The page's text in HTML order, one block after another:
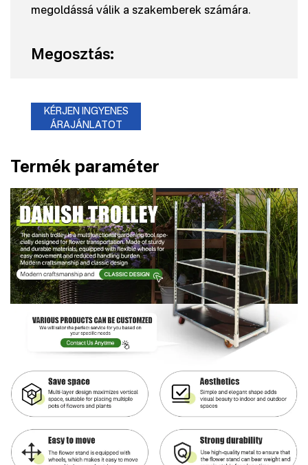
megoldássá válik a szakemberek számára.
Megosztás:
KÉRJEN INGYENES
ÁRAJÁNLATOT
Termék paraméter